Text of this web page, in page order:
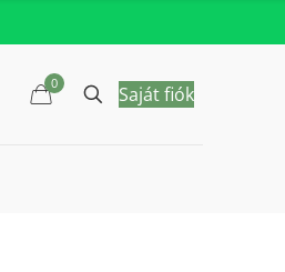
0 Saját fiók